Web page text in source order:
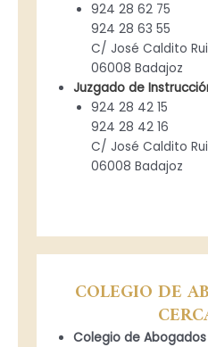
924 28 62 75
924 28 63 55
C/ José Caldito
06008 Badajoz
Juzgado de
924 28 42 15
924 28 42 16
C/ José Caldito
06008 Badajoz
COLEGIO DE
Colegio de